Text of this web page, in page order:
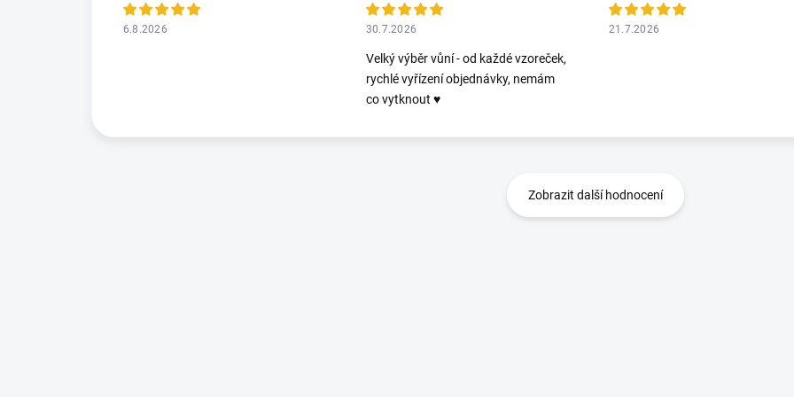
6.8.2026 30.7.2026
Velký výběr vůní - od každé vzoreček,
rychlé vyřízení objednávky, nemám
co vytknout ♥️
21.7.2026
Zobrazit další hodnocení